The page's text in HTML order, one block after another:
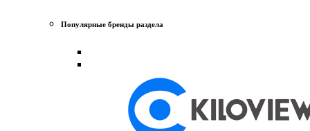
Популярные бренды раздела